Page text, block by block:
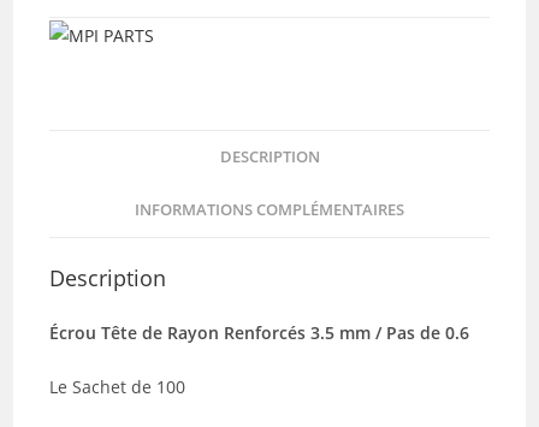
DESCRIPTION
INFORMATIONS COMPLÉMENTAIRES
Description
Écrou Tête de Rayon Renforcés 3.5 mm / Pas de 0.6
Le Sachet de 100